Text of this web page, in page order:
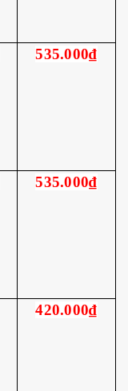
535.000₫
535.000₫
420.000₫